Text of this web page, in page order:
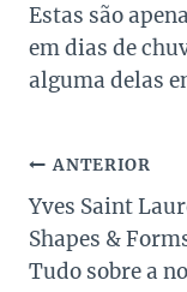
Estas são
em dias de
alguma delas
Navegação
de
Post
ANTERIOR
Yves Saint
Shapes &
Tudo sobre a